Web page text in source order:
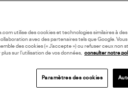
utilise des cookies et technologies similaires à
avec des partenaires tels que Google.
des cookies (« J’accepte ») ou refuser ceux
plus sur l’utilisation de vos données, consulter notre
Paramètres des cookies